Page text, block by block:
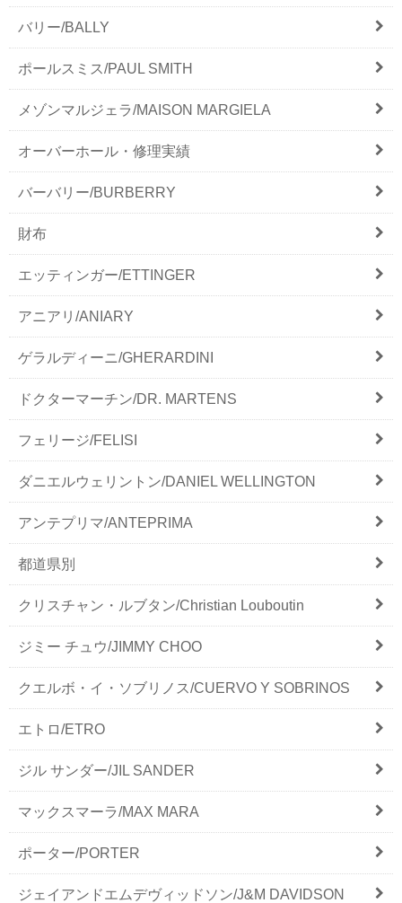
バリー/BALLY
ポールスミス/PAUL SMITH
メゾンマルジェラ/MAISON MARGIELA
オーバーホール・修理実績
バーバリー/BURBERRY
財布
エッティンガー/ETTINGER
アニアリ/ANIARY
ゲラルディーニ/GHERARDINI
ドクターマーチン/DR. MARTENS
フェリージ/FELISI
ダニエルウェリントン/DANIEL WELLINGTON
アンテプリマ/ANTEPRIMA
都道県別
クリスチャン・ルブタン/Christian Louboutin
ジミー チュウ/JIMMY CHOO
クエルボ・イ・ソブリノス/CUERVO Y SOBRINOS
エトロ/ETRO
ジル サンダー/JIL SANDER
マックスマーラ/MAX MARA
ポーター/PORTER
ジェイアンドエムデヴィッドソン/J&M DAVIDSON